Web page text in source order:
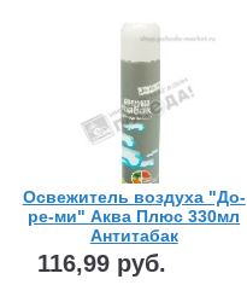
Освежитель воздуха "До-
ре-ми" Аква Плюс 330мл
Антитабак
116,99 руб.